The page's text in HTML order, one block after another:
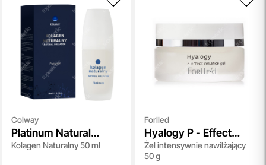
Colway
Platinum Natural
Collagen
Kolagen Naturalny 50 ml
Forlled
Hyalogy P - Effect
Reliance Gel
Żel intensywnie nawilżający
50 g